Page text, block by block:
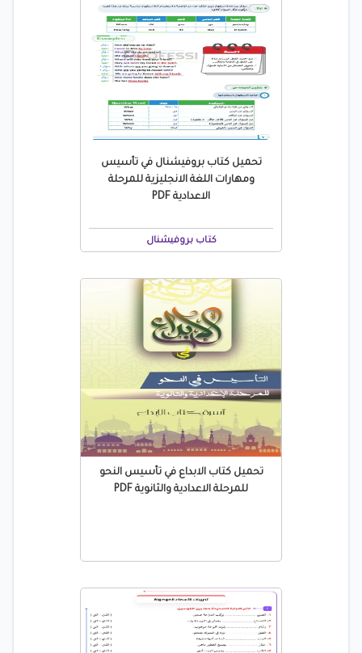
تحميل كتاب بروفيشنال في تأسيس
ومهارات اللغة الانجليزية للمرحلة
الاعدادية PDF
كتاب بروفيشنال
تحميل كتاب الابداع في تأسيس النحو
للمرحلة الاعدادية والثانوية PDF